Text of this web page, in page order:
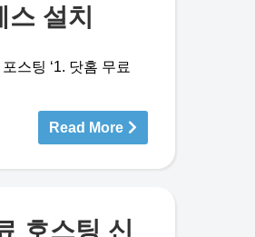
스 설치
스팅 ‘1. 닷홈 무료
Read More
호스팅 신